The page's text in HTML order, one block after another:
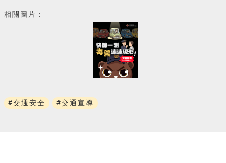
相關圖片：
#交通安全 #交通宣導